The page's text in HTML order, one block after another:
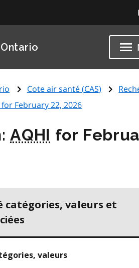
Cote air santé (CAS)
for February 22, 2026
AQHI for
catégories, valeurs et
valeurs